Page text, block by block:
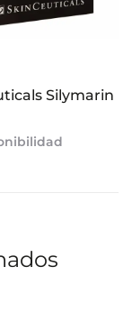
Silymarin